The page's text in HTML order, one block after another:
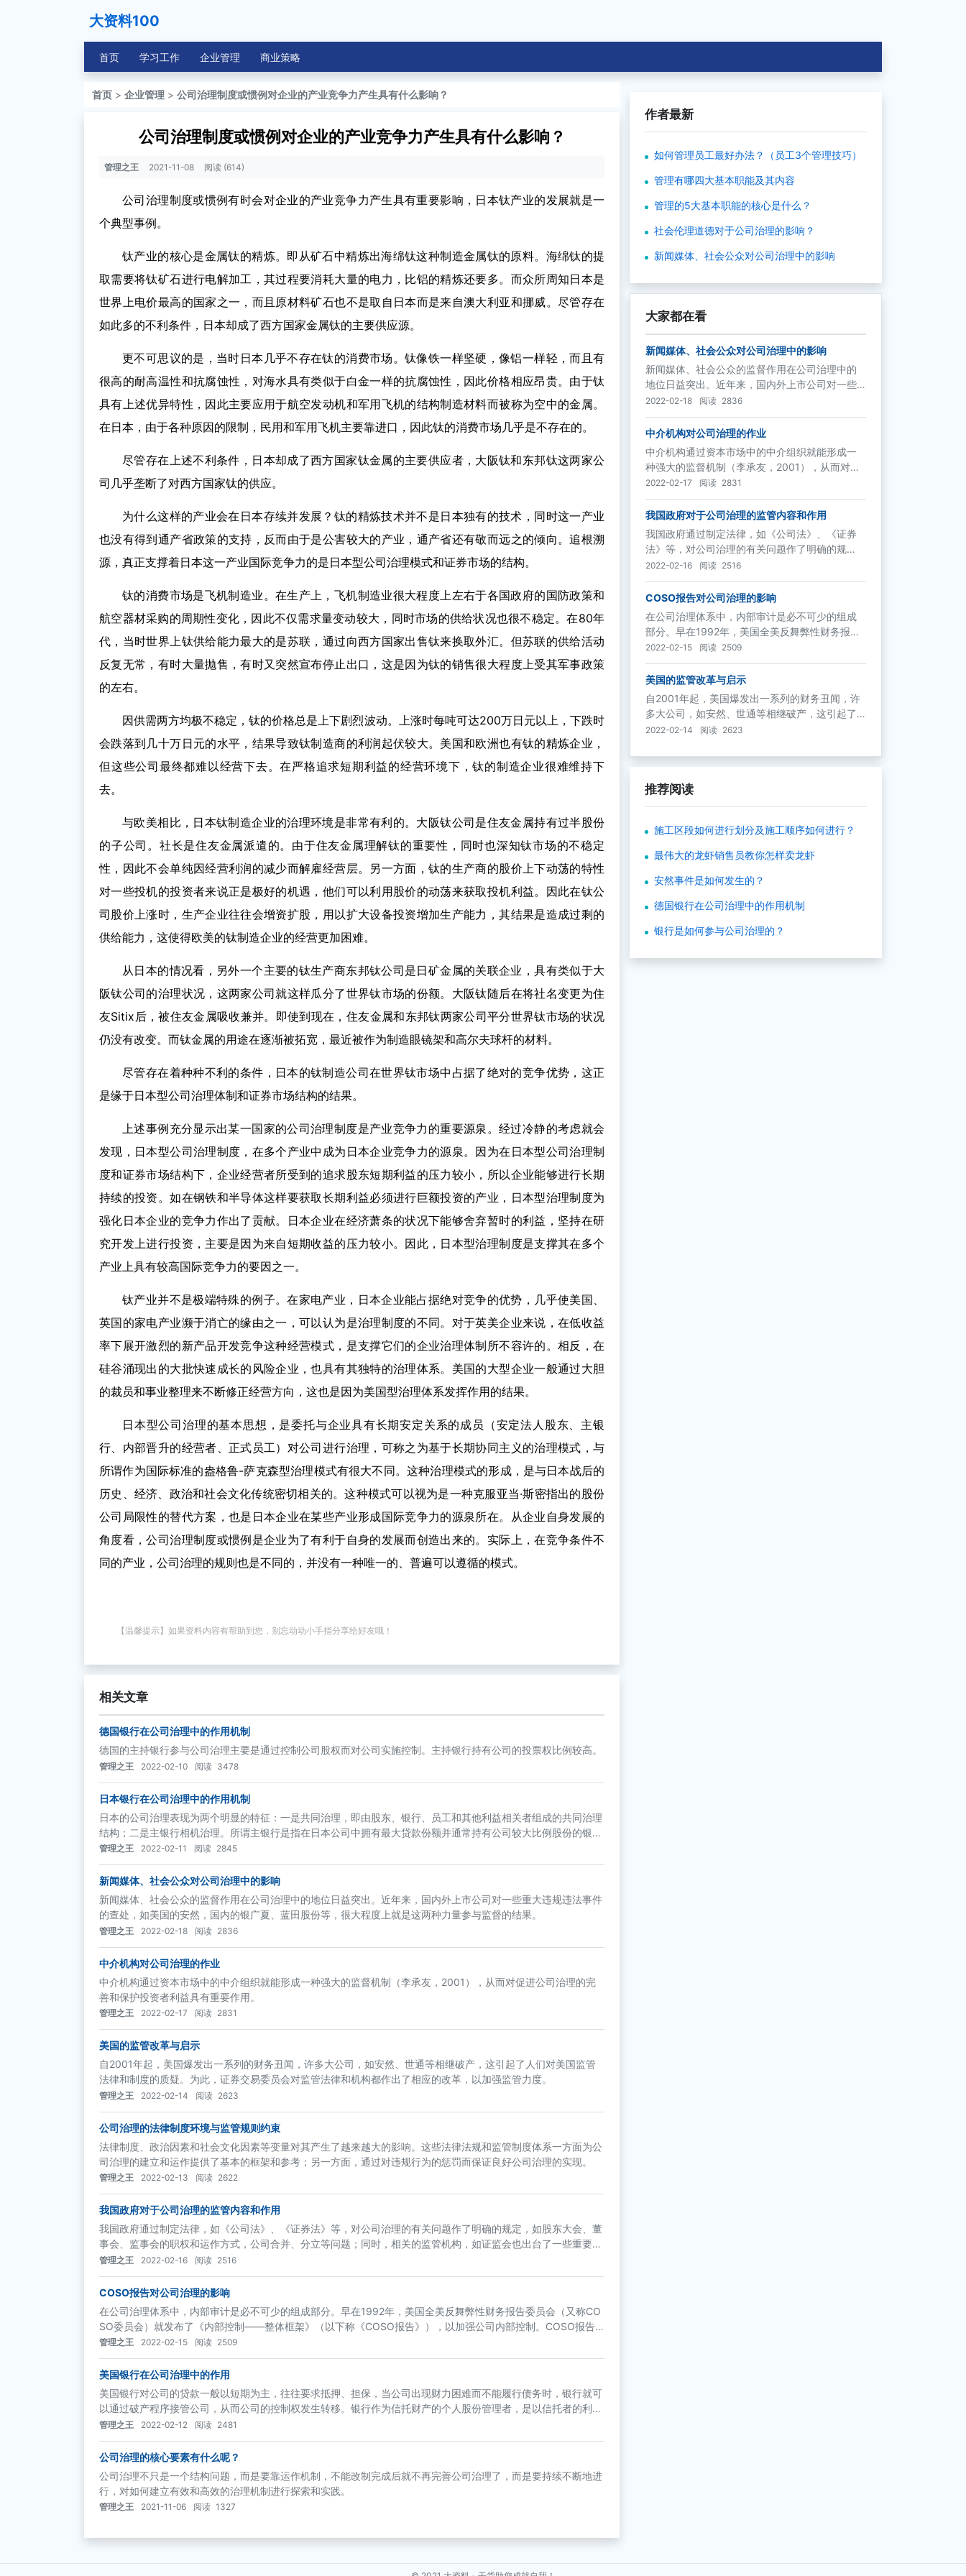
大资料100
首页 学习工作 企业管理 商业策略
首页 > 企业管理 > 公司治理制度或惯例对企业的产业竞争力产生具有什么影响？
公司治理制度或惯例对企业的产业竞争力产生具有什么影响？
管理之王 2021-11-08 阅读 (614)
公司治理制度或惯例有时会对企业的产业竞争力产生具有重要影响，日本钛产业的发展就是一
个典型事例。
钛产业的核心是金属钛的精炼。即从矿石中精炼出海绵钛这种制造金属钛的原料。海绵钛的提
取需要将钛矿石进行电解加工，其过程要消耗大量的电力，比铝的精炼还要多。而众所周知日本是
世界上电价最高的国家之一，而且原材料矿石也不是取自日本而是来自澳大利亚和挪威。尽管存在
如此多的不利条件，日本却成了西方国家金属钛的主要供应源。
更不可思议的是，当时日本几乎不存在钛的消费市场。钛像铁一样坚硬，像铝一样轻，而且有
很高的耐高温性和抗腐蚀性，对海水具有类似于白金一样的抗腐蚀性，因此价格相应昂贵。由于钛
具有上述优异特性，因此主要应用于航空发动机和军用飞机的结构制造材料而被称为空中的金属。
在日本，由于各种原因的限制，民用和军用飞机主要靠进口，因此钛的消费市场几乎是不存在的。
尽管存在上述不利条件，日本却成了西方国家钛金属的主要供应者，大阪钛和东邦钛这两家公
司几乎垄断了对西方国家钛的供应。
为什么这样的产业会在日本存续并发展？钛的精炼技术并不是日本独有的技术，同时这一产业
也没有得到通产省政策的支持，反而由于是公害较大的产业，通产省还有敬而远之的倾向。追根溯
源，真正支撑着日本这一产业国际竞争力的是日本型公司治理模式和证券市场的结构。
钛的消费市场是飞机制造业。在生产上，飞机制造业很大程度上左右于各国政府的国防政策和
航空器材采购的周期性变化，因此不仅需求量变动较大，同时市场的供给状况也很不稳定。在80年
代，当时世界上钛供给能力最大的是苏联，通过向西方国家出售钛来换取外汇。但苏联的供给活动
反复无常，有时大量抛售，有时又突然宣布停止出口，这是因为钛的销售很大程度上受其军事政策
的左右。
因供需两方均极不稳定，钛的价格总是上下剧烈波动。上涨时每吨可达200万日元以上，下跌时
会跌落到几十万日元的水平，结果导致钛制造商的利润起伏较大。美国和欧洲也有钛的精炼企业，
但这些公司最终都难以经营下去。在严格追求短期利益的经营环境下，钛的制造企业很难维持下
去。
与欧美相比，日本钛制造企业的治理环境是非常有利的。大阪钛公司是住友金属持有过半股份
的子公司。社长是住友金属派遣的。由于住友金属理解钛的重要性，同时也深知钛市场的不稳定
性，因此不会单纯因经营利润的减少而解雇经营层。另一方面，钛的生产商的股价上下动荡的特性
对一些投机的投资者来说正是极好的机遇，他们可以利用股价的动荡来获取投机利益。因此在钛公
司股价上涨时，生产企业往往会增资扩股，用以扩大设备投资增加生产能力，其结果是造成过剩的
供给能力，这使得欧美的钛制造企业的经营更加困难。
从日本的情况看，另外一个主要的钛生产商东邦钛公司是日矿金属的关联企业，具有类似于大
阪钛公司的治理状况，这两家公司就这样瓜分了世界钛市场的份额。大阪钛随后在将社名变更为住
友Sitix后，被住友金属吸收兼并。即使到现在，住友金属和东邦钛两家公司平分世界钛市场的状况
仍没有改变。而钛金属的用途在逐渐被拓宽，最近被作为制造眼镜架和高尔夫球杆的材料。
尽管存在着种种不利的条件，日本的钛制造公司在世界钛市场中占据了绝对的竞争优势，这正
是缘于日本型公司治理体制和证券市场结构的结果。
上述事例充分显示出某一国家的公司治理制度是产业竞争力的重要源泉。经过冷静的考虑就会
发现，日本型公司治理制度，在多个产业中成为日本企业竞争力的源泉。因为在日本型公司治理制
度和证券市场结构下，企业经营者所受到的追求股东短期利益的压力较小，所以企业能够进行长期
持续的投资。如在钢铁和半导体这样要获取长期利益必须进行巨额投资的产业，日本型治理制度为
强化日本企业的竞争力作出了贡献。日本企业在经济萧条的状况下能够舍弃暂时的利益，坚持在研
究开发上进行投资，主要是因为来自短期收益的压力较小。因此，日本型治理制度是支撑其在多个
产业上具有较高国际竞争力的要因之一。
钛产业并不是极端特殊的例子。在家电产业，日本企业能占据绝对竞争的优势，几乎使美国、
英国的家电产业濒于消亡的缘由之一，可以认为是治理制度的不同。对于英美企业来说，在低收益
率下展开激烈的新产品开发竞争这种经营模式，是支撑它们的企业治理体制所不容许的。相反，在
硅谷涌现出的大批快速成长的风险企业，也具有其独特的治理体系。美国的大型企业一般通过大胆
的裁员和事业整理来不断修正经营方向，这也是因为美国型治理体系发挥作用的结果。
日本型公司治理的基本思想，是委托与企业具有长期安定关系的成员（安定法人股东、主银
行、内部晋升的经营者、正式员工）对公司进行治理，可称之为基于长期协同主义的治理模式，与
所谓作为国际标准的盎格鲁-萨克森型治理模式有很大不同。这种治理模式的形成，是与日本战后的
历史、经济、政治和社会文化传统密切相关的。这种模式可以视为是一种克服亚当·斯密指出的股份
公司局限性的替代方案，也是日本企业在某些产业形成国际竞争力的源泉所在。从企业自身发展的
角度看，公司治理制度或惯例是企业为了有利于自身的发展而创造出来的。实际上，在竞争条件不
同的产业，公司治理的规则也是不同的，并没有一种唯一的、普遍可以遵循的模式。
【温馨提示】如果资料内容有帮助到您，别忘动动小手指分享给好友哦！
相关文章
德国银行在公司治理中的作用机制
德国的主持银行参与公司治理主要是通过控制公司股权而对公司实施控制。主持银行持有公司的投票权比例较高。
管理之王 2022-02-10 阅读 3478
日本银行在公司治理中的作用机制
日本的公司治理表现为两个明显的特征：一是共同治理，即由股东、银行、员工和其他利益相关者组成的共同治理
结构；二是主银行相机治理。所谓主银行是指在日本公司中拥有最大贷款份额并通常持有公司较大比例股份的银
行。
管理之王 2022-02-11 阅读 2845
新闻媒体、社会公众对公司治理中的影响
新闻媒体、社会公众的监督作用在公司治理中的地位日益突出。近年来，国内外上市公司对一些重大违规违法事件
的查处，如美国的安然，国内的银广夏、蓝田股份等，很大程度上就是这两种力量参与监督的结果。
管理之王 2022-02-18 阅读 2836
中介机构对公司治理的作业
中介机构通过资本市场中的中介组织就能形成一种强大的监督机制（李承友，2001），从而对促进公司治理的完
善和保护投资者利益具有重要作用。
管理之王 2022-02-17 阅读 2831
美国的监管改革与启示
自2001年起，美国爆发出一系列的财务丑闻，许多大公司，如安然、世通等相继破产，这引起了人们对美国监管
法律和制度的质疑。为此，证券交易委员会对监管法律和机构都作出了相应的改革，以加强监管力度。
管理之王 2022-02-14 阅读 2623
公司治理的法律制度环境与监管规则约束
法律制度、政治因素和社会文化因素等变量对其产生了越来越大的影响。这些法律法规和监管制度体系一方面为公
司治理的建立和运作提供了基本的框架和参考；另一方面，通过对违规行为的惩罚而保证良好公司治理的实现。
管理之王 2022-02-13 阅读 2622
我国政府对于公司治理的监管内容和作用
我国政府通过制定法律，如《公司法》、《证券法》等，对公司治理的有关问题作了明确的规定，如股东大会、董
事会、监事会的职权和运作方式，公司合并、分立等问题；同时，相关的监管机构，如证监会也出台了一些重要的
法规和准则，包括《上市公司治理准则》、《关于在上市公司建立独立董事制度的指导意见》、《上市公司收购管
理办法》等
管理之王 2022-02-16 阅读 2516
COSO报告对公司治理的影响
在公司治理体系中，内部审计是必不可少的组成部分。早在1992年，美国全美反舞弊性财务报告委员会（又称CO
SO委员会）就发布了《内部控制——整体框架》（以下称《COSO报告》），以加强公司内部控制。COSO报告
为企事业单位构建起一个三维立体的全面风险防范体系。它们给企业以立体、全方位、多层次的内部审计和风险防
范，这对于企业的内部控制和风险管理具有重要的意义，也为在公司治理框架下加强内部控制提供了方向。
管理之王 2022-02-15 阅读 2509
美国银行在公司治理中的作用
美国银行对公司的贷款一般以短期为主，往往要求抵押、担保，当公司出现财力困难而不能履行债务时，银行就可
以通过破产程序接管公司，从而公司的控制权发生转移。银行作为信托财产的个人股份管理者，是以信托者的利益
为有限目标的，与以取得公司控制权为目标的持股具有本质区别。因此，美国银行与公司的治理关系是一种消极的
距离型治理。
管理之王 2022-02-12 阅读 2481
公司治理的核心要素有什么呢？
公司治理不只是一个结构问题，而是要靠运作机制，不能改制完成后就不再完善公司治理了，而是要持续不断地进
行，对如何建立有效和高效的治理机制进行探索和实践。
管理之王 2021-11-06 阅读 1327
作者最新
如何管理员工最好办法？（员工3个管理技巧）
管理有哪四大基本职能及其内容
管理的5大基本职能的核心是什么？
社会伦理道德对于公司治理的影响？
新闻媒体、社会公众对公司治理中的影响
大家都在看
新闻媒体、社会公众对公司治理中的影响
新闻媒体、社会公众的监督作用在公司治理中的
地位日益突出。近年来，国内外上市公司对一些
重大违规违法事件的查处，如美国的安然，国内
的银广夏、蓝田股份等，很大程度上就是这两种
力量参与监督的结果。
2022-02-18 阅读 2836
中介机构对公司治理的作业
中介机构通过资本市场中的中介组织就能形成一
种强大的监督机制（李承友，2001），从而对促
进公司治理的完善和保护投资者利益具有重要作
用。
2022-02-17 阅读 2831
我国政府对于公司治理的监管内容和作用
我国政府通过制定法律，如《公司法》、《证券
法》等，对公司治理的有关问题作了明确的规
定，如股东大会、董事会、监事会的职权和运作
方式，公司合并、分立等问题；同时，相关的监
管机构，如证监会也出台了一些重要的法规和准
则，包括《上市公司治理准则》、《关于在上市
公司建立独立董事制度的指导意见》、《上市公
司收购管理办法》等
2022-02-16 阅读 2516
COSO报告对公司治理的影响
在公司治理体系中，内部审计是必不可少的组成
部分。早在1992年，美国全美反舞弊性财务报告
委员会（又称COSO委员会）就发布了《内部控制
——整体框架》（以下称《COSO报告》），以加
强公司内部控制。COSO报告为企事业单位构建起
一个三维立体的全面风险防范体系。它们给企业
以立体、全方位、多层次的内部审计和风险防
范，这对于企业的内部控制和风险管理具有重要
的意义，也为在公司治理框架下加强内部控制提
2022-02-15 阅读 2509
美国的监管改革与启示
自2001年起，美国爆发出一系列的财务丑闻，许
多大公司，如安然、世通等相继破产，这引起了
人们对美国监管法律和制度的质疑。为此，证券
革，以加强监管力度。
2022-02-14 阅读 2623
推荐阅读
施工区段如何进行划分及施工顺序如何进行？
最伟大的龙虾销售员教你怎样卖龙虾
安然事件是如何发生的？
德国银行在公司治理中的作用机制
银行是如何参与公司治理的？